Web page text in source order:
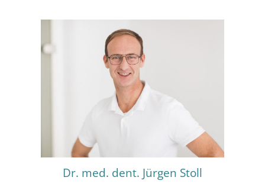
Dr. med. dent. Jürgen Stoll